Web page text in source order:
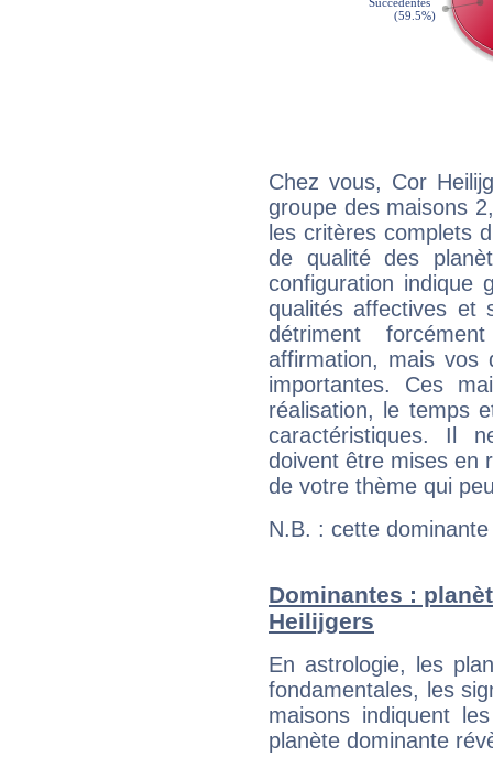
Chez vous, Cor
groupe des maisons
les critères complets
de qualité des
configuration indique
qualités affectives et
détriment
affirmation, mais
importantes. Ces
réalisation, le temps
caractéristiques. Il
doivent être mises en
de votre thème qui
N.B. : cette
Dominantes :
Heilijgers
En astrologie, les
fondamentales, les
maisons indiquent
planète dominante